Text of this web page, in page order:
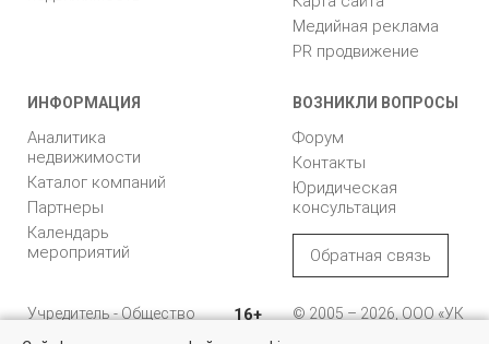
Медийная реклама
PR продвижение
ИНФОРМАЦИЯ
Аналитика
недвижимости
Каталог компаний
Партнеры
Календарь
мероприятий
ВОЗНИКЛИ ВОПРОСЫ
Форум
Контакты
Юридическая
консультация
Обратная связь
Учредитель - Общество
16+
© 2005 – 2026, ООО «УК